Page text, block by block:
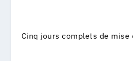
Cinq jours complets de mise